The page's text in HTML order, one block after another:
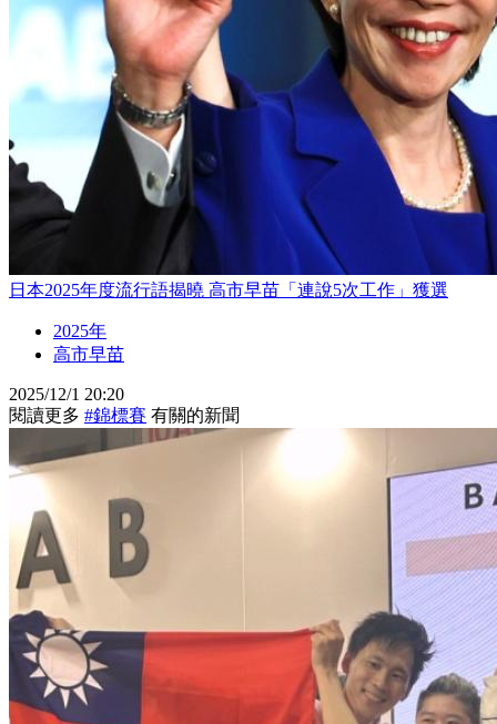
日本2025年度流行語揭曉 高市早苗「連說5次工作」獲選
2025年
高市早苗
2025/12/1 20:20
閱讀更多 #錦標賽 有關的新聞